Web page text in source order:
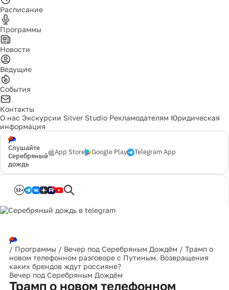
Расписание
Программы
Новости
Ведущие
События
Контакты
О нас Экскурсии Silver Studio Рекламодателям Юридическая
информация
Слушайте
Серебряный
дождь
App Store Google Play Telegram App
12+
/ Программы / Вечер под Серебряным Дождём / Трамп о
новом телефонном разговоре с Путиным. Возвращения
каких брендов ждут россияне?
Вечер под Серебряным Дождём
Трамп о новом телефонном